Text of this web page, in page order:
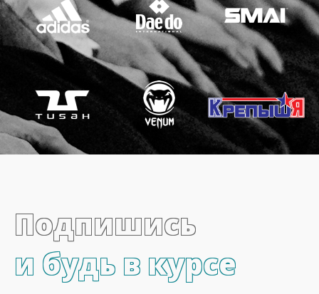
Подпишись
и будь в курсе